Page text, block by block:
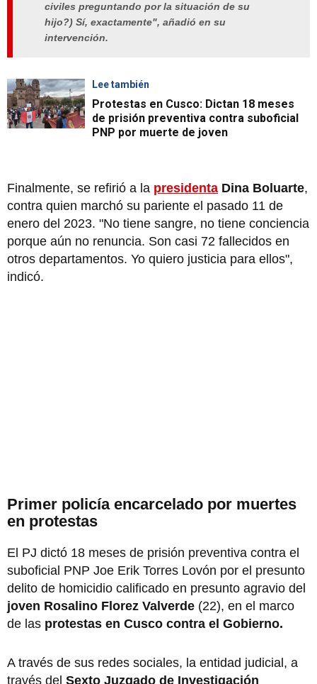
civiles preguntando por la situación de su
hijo?) Sí, exactamente", añadió en su
intervención.
Lee también
Protestas en Cusco: Dictan 18 meses
de prisión preventiva contra suboficial
PNP por muerte de joven
Finalmente, se refirió a la presidenta Dina Boluarte,
contra quien marchó su pariente el pasado 11 de
enero del 2023. "No tiene sangre, no tiene conciencia
porque aún no renuncia. Son casi 72 fallecidos en
otros departamentos. Yo quiero justicia para ellos",
indicó.
Primer policía encarcelado por muertes
en protestas
El PJ dictó 18 meses de prisión preventiva contra el
suboficial PNP Joe Erik Torres Lovón por el presunto
delito de homicidio calificado en presunto agravio del
joven Rosalino Florez Valverde (22), en el marco
de las protestas en Cusco contra el Gobierno.
A través de sus redes sociales, la entidad judicial, a
través del Sexto Juzgado de Investigación